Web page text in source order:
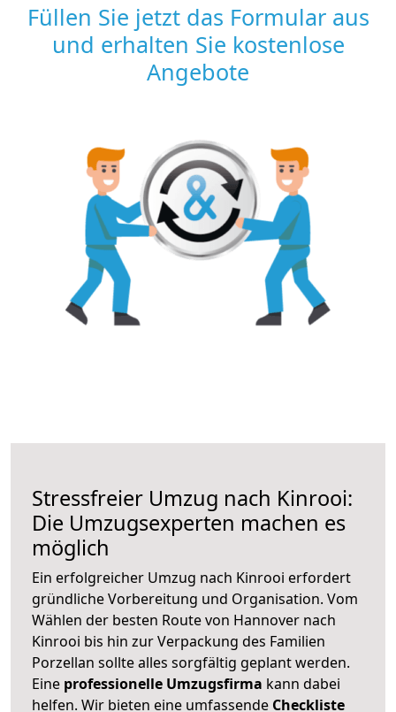
Füllen Sie jetzt das Formular aus
und erhalten Sie kostenlose
Angebote
Stressfreier Umzug nach Kinrooi:
Die Umzugsexperten machen es
möglich
Ein erfolgreicher Umzug nach Kinrooi erfordert
gründliche Vorbereitung und Organisation. Vom
Wählen der besten Route von Hannover nach
Kinrooi bis hin zur Verpackung des Familien
Porzellan sollte alles sorgfältig geplant werden.
Eine professionelle Umzugsfirma kann dabei
helfen. Wir bieten eine umfassende Checkliste